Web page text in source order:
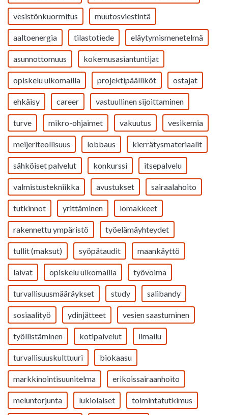
vesistönkuormitus muutosviestintä
aaltoenergia tilastotiede eläytymismenetelmä
asunnottomuus kokemusasiantuntijat
opiskelu ulkomailla projektipäälliköt ostajat
ehkäisy career vastuullinen sijoittaminen
turve mikro-ohjaimet vakuutus vesikemia
meijeriteollisuus lobbaus kierrätysmateriaalit
sähköiset palvelut konkurssi itsepalvelu
valmistustekniikka avustukset sairaalahoito
tutkinnot yrittäminen lomakkeet
rakennettu ympäristö työelämäyhteydet
tullit (maksut) syöpätaudit maankäyttö
laivat opiskelu ulkomailla työvoima
turvallisuusmääräykset study salibandy
sosiaalityö ydinjätteet vesien saastuminen
työllistäminen kotipalvelut ilmailu
turvallisuuskulttuuri biokaasu
markkinointisuunitelma erikoissairaanhoito
meluntorjunta lukiolaiset toimintatutkimus